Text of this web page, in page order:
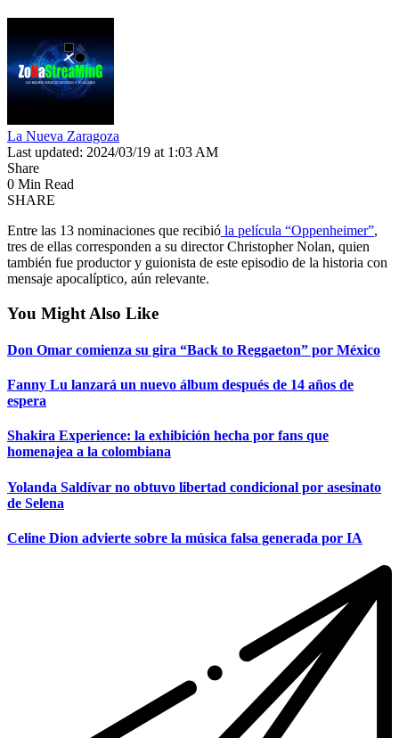
La Nueva Zaragoza
Last updated: 2024/03/19 at 1:03 AM
Share
0 Min Read
SHARE
Entre las 13 nominaciones que recibió la película “Oppenheimer”,
tres de ellas corresponden a su director Christopher Nolan, quien
también fue productor y guionista de este episodio de la historia con
mensaje apocalíptico, aún relevante.
You Might Also Like
Don Omar comienza su gira “Back to Reggaeton” por México
Fanny Lu lanzará un nuevo álbum después de 14 años de
espera
Shakira Experience: la exhibición hecha por fans que
homenajea a la colombiana
Yolanda Saldívar no obtuvo libertad condicional por asesinato
de Selena
Celine Dion advierte sobre la música falsa generada por IA